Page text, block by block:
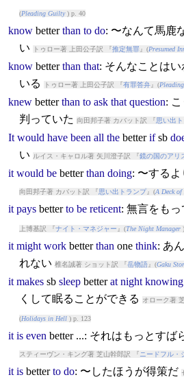
(Pleading Guilty) p. 40
know better than to do: 〜なんて馬鹿
い
トゥロー著 上田公子訳 『推定無罪』(Presumed
know better than that: そんなことは
いる
トゥロー著 上田公子訳 『有罪答弁』(
knew better than to ask that question:
判っていた 向田邦子著 カバット訳 『思い出
It would have been all the better ifsb
い
ルイス・キャロル著 矢川澄子訳 『鏡の国のアリ
it would be better than doing: 〜するよ
向田邦子著 カバット訳 『思い出トランプ』(A Deck of
it pays better to be reticent: 無言をもっ
上博基訳 『ナイト・マネジャー 』(The Night Manager)
it might work better than one think: あ
れない 椎名誠著 ショット訳 『岳物語』(Gaku
it makessb sleep better at night knowing
くして眠ることができる
オローク著
(Holidays in Hell) p. 123
it is even better...: それはもっとすば
スティーヴン・キング著 芝山幹郎訳 『 ニードフル・
it is better to do: 〜したほうが得策だ